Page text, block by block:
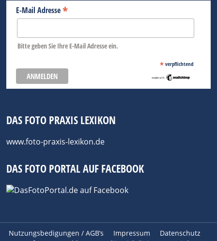
E-Mail Adresse*
Bitte geben Sie Ihre E-Mail Adresse ein.
* verpflichtend
DAS FOTO PRAXIS LEXIKON
www.foto-praxis-lexikon.de
DAS FOTO PORTAL AUF FACEBOOK
Nutzungsbedigungen / AGB’s Impressum
Datenschutz